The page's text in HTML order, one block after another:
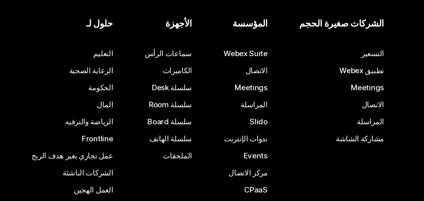
الشركات صغيرة الحجم
التسعير
تطبيق Webex
Meetings
الاتصال
المراسلة
مشاركة الشاشة
المؤسسة
Webex Suite
الاتصال
Meetings
المراسلة
Slido
ندوات الإنترنت
Events
مركز الاتصال
CPaaS
الأجهزة
سماعات الرأس
الكاميرات
سلسلة Desk
سلسلة Room
سلسلة Board
سلسلة الهاتف
الملحقات
حلول لـ
التعليم
الرعاية الصحية
الحكومة
المال
الرياضة والترفيه
Frontline
عمل تجاري بغير هدف الربح
الشركات الناشئة
العمل الهجين